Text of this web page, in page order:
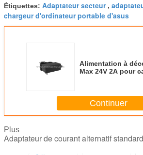
Étiquettes: Adaptateur secteur,
chargeur d'ordinateur portable d'asus
Alimentation à
Max 24V 2A pour
Continuer
Plus
Adaptateur de courant alternatif